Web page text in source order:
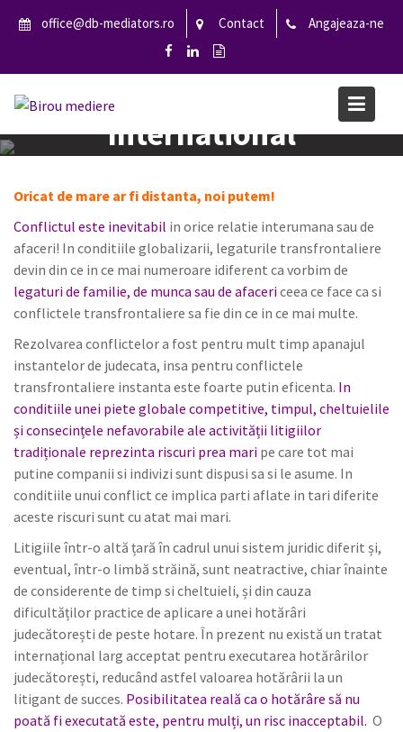
p
c
office@db-mediators.ro Contact Angajeaza-ne
International
Oricat de mare ar fi distanta, noi putem!
Conflictul este inevitabil in orice relatie interumana sau de
afaceri! In conditiile globalizarii, legaturile transfrontaliere
devin din ce in ce mai numeroare idiferent ca vorbim de
legaturi de familie, de munca sau de afacericeea ce face ca si
conflictele transfrontaliere sa fie din ce in ce mai multe.
Rezolvarea conflictelor a fost pentru mult timp apanajul
instantelor de judecata, insa pentru conflictele
transfrontaliere instanta este foarte putin eficenta. In
conditiile unei piete globale competitive, timpul, cheltuielile
și consecințele nefavorabile ale activității litigiilor
tradiționale reprezinta riscuri prea mari pe care tot mai
putine companii si indivizi sunt dispusi sa si le asume. In
conditiile unui conflict ce implica parti aflate in tari diferite
aceste riscuri sunt cu atat mai mari.
Litigiile într-o altă țară în cadrul unui sistem juridic diferit și,
eventual, într-o limbă străină, sunt neatractive, chiar înainte
de considerente de timp si cheltuieli, și din cauza
dificultăților practice de aplicare a unei hotărâri
judecătorești de peste hotare. În prezent nu există un tratat
internațional larg acceptat pentru executarea hotărârilor
judecătorești, reducând astfel valoarea hotărârii la un
litigant de succes. Posibilitatea reală ca o hotărâre să nu
poată fi executată este, pentru mulți, un risc inacceptabil. O